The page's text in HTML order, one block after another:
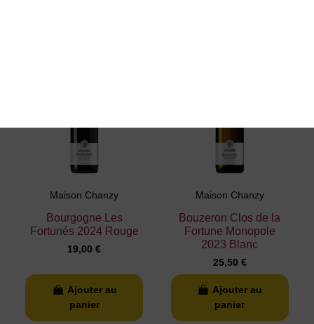
Maison Chanzy
Bourgogne Les
Fortunés 2024 Rouge
19,00 €
Ajouter au
panier
Maison Chanzy
Bouzeron Clos de la
Fortune Monopole
2023 Blanc
25,50 €
Ajouter au
panier